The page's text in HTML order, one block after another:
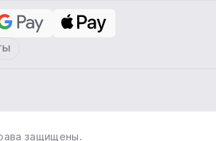
защищены.